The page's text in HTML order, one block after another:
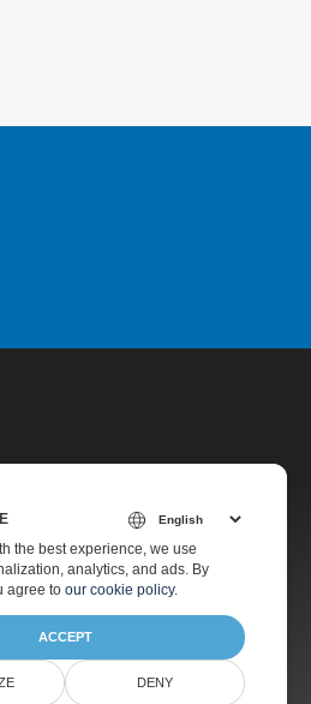
the best experience, we use
analytics, and ads. By
agree to our cookie policy.
ACCEPT
DENY